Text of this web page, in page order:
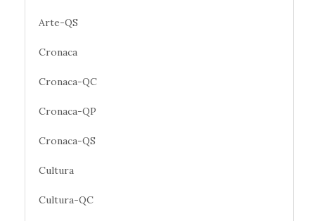
Arte-QS
Cronaca
Cronaca-QC
Cronaca-QP
Cronaca-QS
Cultura
Cultura-QC